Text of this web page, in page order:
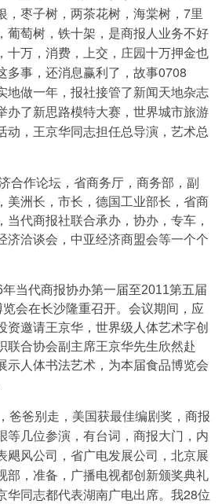
，枣子树，两茶花树，海棠树，7里
葡萄树，铁十架，是商报人业务不好
十万，消费，上交，庄园十万押金也
多事，还消息赢利了，故事0708
地做一年，报社接管了新闻天地杂志
办了新思路模特大赛，世界城市旅游
动，王京华同志担任总导演，艺术总
合作论坛，省商务厅，商务部，副
美洲长，市长，德国工业部长，省商
当代商报社联合承办，协办，专车，
济洽谈会，中亚经济商盟会等一个个
当代商报协办第一届至2011第五届
会在长沙隆重召开。会议期间，应
资邀请王京华，世界级人体艺术字创
联合协会副主席王京华先生欣然赴
示人体书法艺术，为本届食品博览会
爸爸别走，美国获最佳编剧奖，商报
等几位参演，有台词，商报大门，内
飓风公司，省广电发展公司，北京展
部，准备，广播电视都创新颁奖典礼
华同志都代表湖南广电出席。我28位